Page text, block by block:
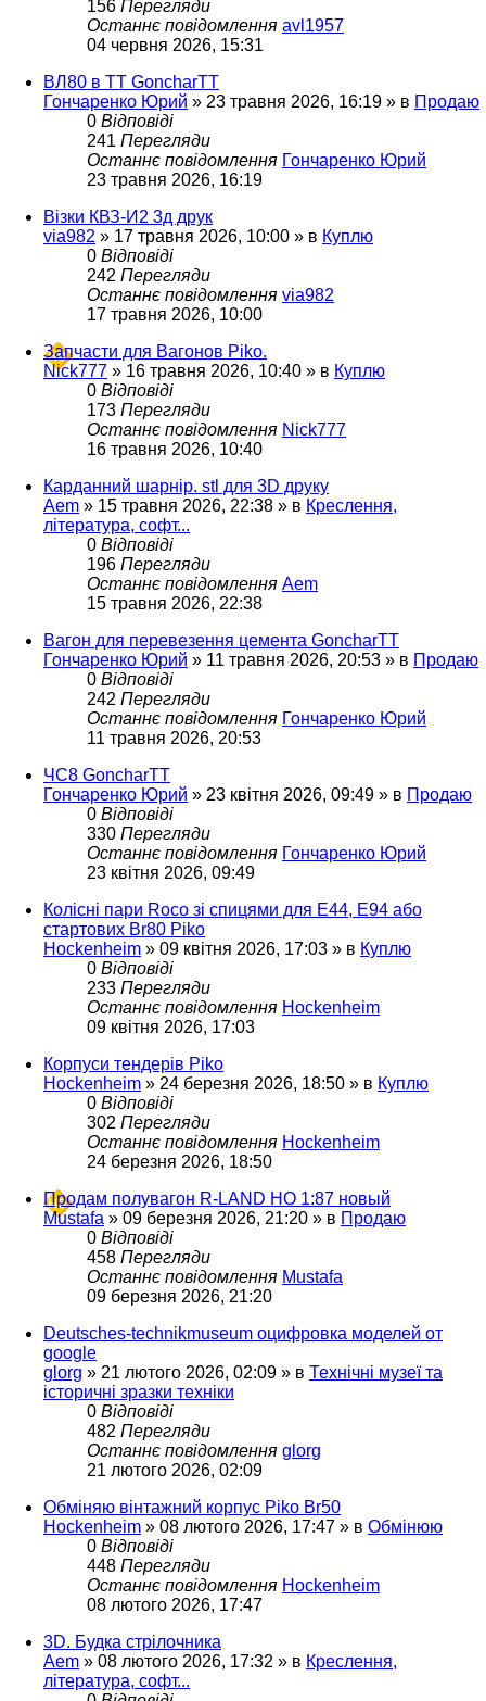
156 Перегляди
Останнє повідомлення avl1957
04 червня 2026, 15:31
ВЛ80 в ТТ GoncharTT
Гончаренко Юрий » 23 травня 2026, 16:19 » в Продаю
0 Відповіді
241 Перегляди
Останнє повідомлення Гончаренко Юрий
23 травня 2026, 16:19
Візки КВЗ-И2 3д друк
via982 » 17 травня 2026, 10:00 » в Куплю
0 Відповіді
242 Перегляди
Останнє повідомлення via982
17 травня 2026, 10:00
Запчасти для Вагонов Piko.
Nick777 » 16 травня 2026, 10:40 » в Куплю
0 Відповіді
173 Перегляди
Останнє повідомлення Nick777
16 травня 2026, 10:40
Карданний шарнір. stl для 3D друку
Aem » 15 травня 2026, 22:38 » в Креслення,
література, софт...
0 Відповіді
196 Перегляди
Останнє повідомлення Aem
15 травня 2026, 22:38
Вагон для перевезення цемента GoncharTT
Гончаренко Юрий » 11 травня 2026, 20:53 » в Продаю
0 Відповіді
242 Перегляди
Останнє повідомлення Гончаренко Юрий
11 травня 2026, 20:53
ЧС8 GoncharTT
Гончаренко Юрий » 23 квітня 2026, 09:49 » в Продаю
0 Відповіді
330 Перегляди
Останнє повідомлення Гончаренко Юрий
23 квітня 2026, 09:49
Колісні пари Roco зі спицями для E44, E94 або
стартових Br80 Piko
Hockenheim » 09 квітня 2026, 17:03 » в Куплю
0 Відповіді
233 Перегляди
Останнє повідомлення Hockenheim
09 квітня 2026, 17:03
Корпуси тендерів Piko
Hockenheim » 24 березня 2026, 18:50 » в Куплю
0 Відповіді
302 Перегляди
Останнє повідомлення Hockenheim
24 березня 2026, 18:50
Продам полувагон R-LAND HO 1:87 новый
Mustafa » 09 березня 2026, 21:20 » в Продаю
0 Відповіді
458 Перегляди
Останнє повідомлення Mustafa
09 березня 2026, 21:20
Deutsches-technikmuseum оцифровка моделей от
google
glorg » 21 лютого 2026, 02:09 » в Технічні музеї та
історичні зразки техніки
0 Відповіді
482 Перегляди
Останнє повідомлення glorg
21 лютого 2026, 02:09
Обміняю вінтажний корпус Piko Br50
Hockenheim » 08 лютого 2026, 17:47 » в Обмінюю
0 Відповіді
448 Перегляди
Останнє повідомлення Hockenheim
08 лютого 2026, 17:47
3D. Будка стрілочника
Aem » 08 лютого 2026, 17:32 » в Креслення,
література, софт...